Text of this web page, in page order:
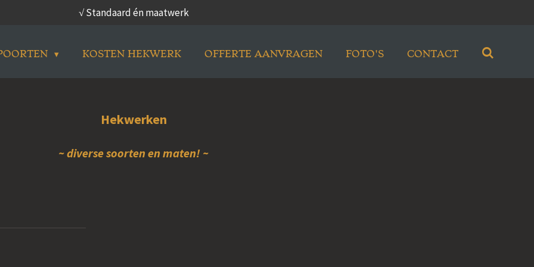
√ Standaard én maatwerk
KOSTEN HEKWERK OFFERTE AANVRAGEN FOTO'S CONTACT
Hekwerken
~ diverse soorten en maten! ~